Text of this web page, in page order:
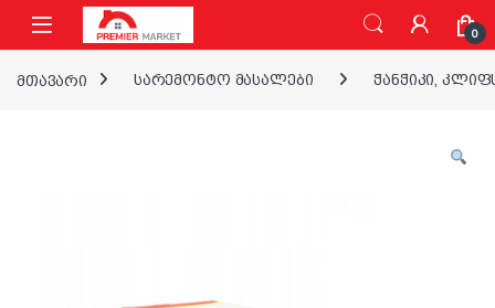
ნავიგაციაზე გადასვლა
შინაარსზე გადასვლა
0
მთავარი სარემონტო მასალები ჭანჭიკი,